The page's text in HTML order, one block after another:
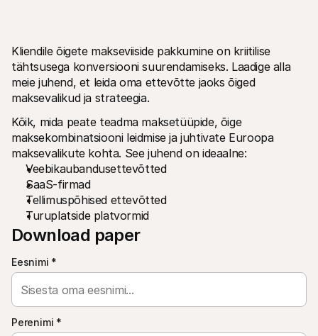
Tehnilised ressursid
Avasta arendaja ressursid ja uuendused
Raamatukogud
Integreeri Mollie valmis raamatukogudega
Discordi kogukond
Liitu meie arendajate kogukonnaga
Mollie kohta
Hinnakujundus
Vaata meie hindasid
Meist
Tutvu meie loo ja väärtustega
lähemalt
Uudised
Loe uusimaid Mollie uudiseid
Tule meie juurde tööle - me otsime
inimesi!
Kontakt
Ostlejatele
Kliendile õigete makseviiside pakkumine on kriitilise
tähtsusega konversiooni suurendamiseks. Laadige alla
meie juhend, et leida oma ettevõtte jaoks õiged
maksevalikud ja strateegia.
Kõik, mida peate teadma maksetüüpide, õige
maksekombinatsiooni leidmise ja juhtivate Euroopa
maksevalikute kohta. See juhend on ideaalne:
Veebikaubandusettevõtted
SaaS-firmad
Tellimuspõhised ettevõtted
Turuplatside platvormid
Download paper
Eesnimi *
Perenimi *